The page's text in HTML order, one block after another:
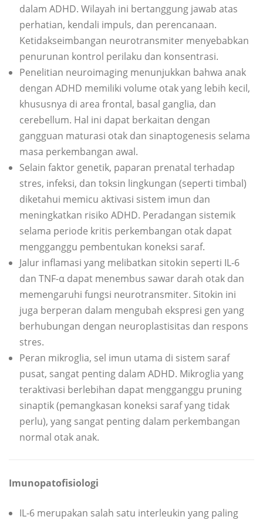
dalam ADHD. Wilayah ini bertanggung jawab atas
perhatian, kendali impuls, dan perencanaan.
Ketidakseimbangan neurotransmiter menyebabkan
penurunan kontrol perilaku dan konsentrasi.
Penelitian neuroimaging menunjukkan bahwa anak
dengan ADHD memiliki volume otak yang lebih kecil,
khususnya di area frontal, basal ganglia, dan
cerebellum. Hal ini dapat berkaitan dengan
gangguan maturasi otak dan sinaptogenesis selama
masa perkembangan awal.
Selain faktor genetik, paparan prenatal terhadap
stres, infeksi, dan toksin lingkungan (seperti timbal)
diketahui memicu aktivasi sistem imun dan
meningkatkan risiko ADHD. Peradangan sistemik
selama periode kritis perkembangan otak dapat
mengganggu pembentukan koneksi saraf.
Jalur inflamasi yang melibatkan sitokin seperti IL-6
dan TNF-α dapat menembus sawar darah otak dan
memengaruhi fungsi neurotransmiter. Sitokin ini
juga berperan dalam mengubah ekspresi gen yang
berhubungan dengan neuroplastisitas dan respons
stres.
Peran mikroglia, sel imun utama di sistem saraf
pusat, sangat penting dalam ADHD. Mikroglia yang
teraktivasi berlebihan dapat mengganggu pruning
sinaptik (pemangkasan koneksi saraf yang tidak
perlu), yang sangat penting dalam perkembangan
normal otak anak.
Imunopatofisiologi
IL-6 merupakan salah satu interleukin yang paling